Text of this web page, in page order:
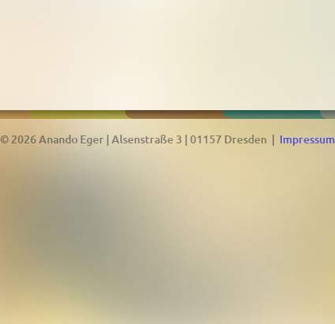
© 2026 Anando Eger | Alsenstraße 3 | 01157 Dresden | Impressum